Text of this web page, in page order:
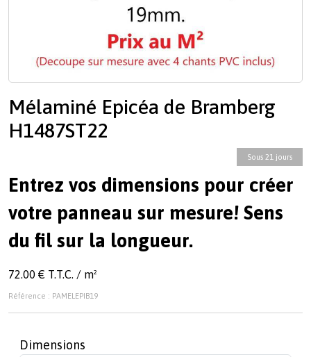
Mélaminé Epicéa de Bramberg
H1487ST22
Sous 21 jours
Entrez vos dimensions pour créer
votre panneau sur mesure! Sens
du fil sur la longueur.
72.00 € T.T.C. / m²
Référence : PAMELEPIB19
Dimensions